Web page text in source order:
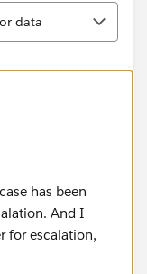
data
has been
And I
for escalation,